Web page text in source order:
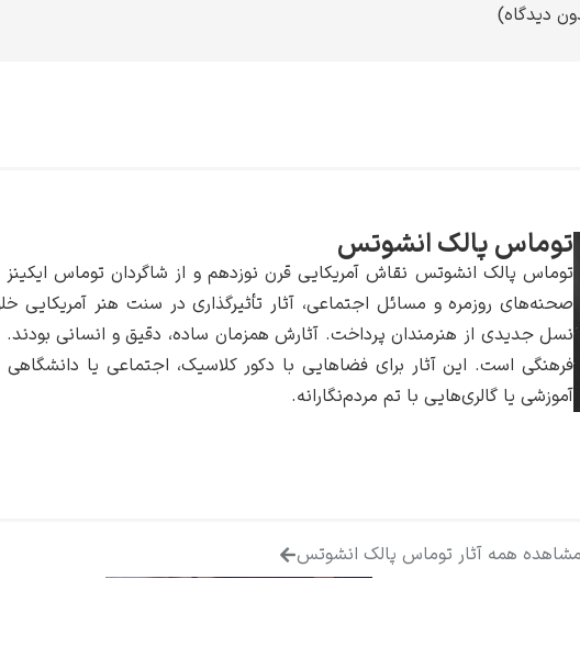
دیدگاه)
توماس پالک انشوتس
توماس پالک انشوتس نقاش آمریکایی قرن نوزدهم و از شاگردان توماس ایکینز
صحنه‌های روزمره و مسائل اجتماعی، آثار تأثیرگذاری در سنت هنر
نسل جدیدی از هنرمندان پرداخت. آثارش همزمان ساده، دقیق و انسانی بودند.
فرهنگی است. این آثار برای فضاهایی با دکور کلاسیک، اجتماعی یا دانشگاهی
آموزشی یا گالری‌هایی با تم مردم‌نگارانه.
مشاهده همه آثار توماس پالک انشوتس